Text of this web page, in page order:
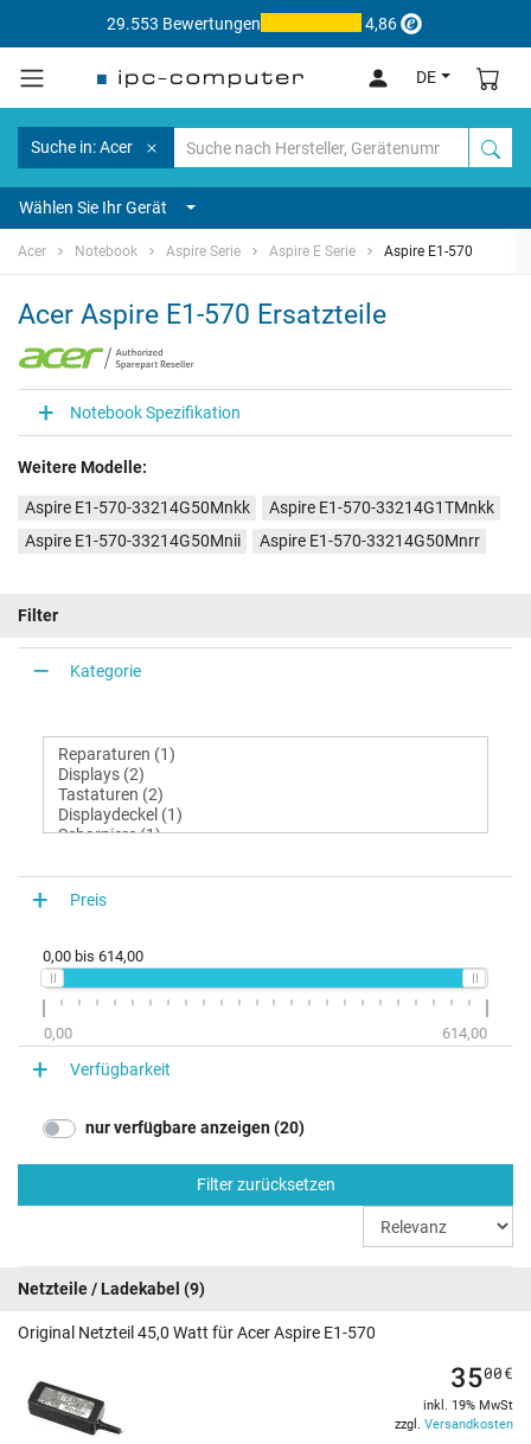
29.553 Bewertungen 4,86
DE
Suche in: Acer
Wählen Sie Ihr Gerät
Acer Notebook Aspire Serie Aspire E Serie Aspire E1-570
Acer Aspire E1-570 Ersatzteile
Notebook Spezifikation
Weitere Modelle:
Aspire E1-570-33214G50Mnkk
Aspire E1-570-33214G1TMnkk
Aspire E1-570-33214G50Mnii
Aspire E1-570-33214G50Mnrr
Filter
Kategorie
Preis
0,00 bis 614,00
0,00 614,00
Verfügbarkeit
nur verfügbare anzeigen (20)
Filter zurücksetzen
Netzteile / Ladekabel (9)
Original Netzteil 45,0 Watt für Acer Aspire E1-570
3500€
inkl. 19% MwSt
zzgl. Versandkosten